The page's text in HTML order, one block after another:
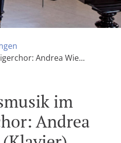
Andrea Wie...
im
Andrea